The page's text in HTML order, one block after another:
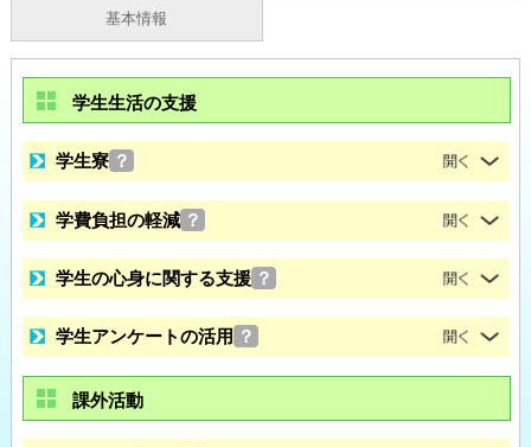
基本情報
学生生活の支援
学生寮 ？
学費負担の軽減 ？
学生の心身に関する支援 ？
学生アンケートの活用 ？
課外活動